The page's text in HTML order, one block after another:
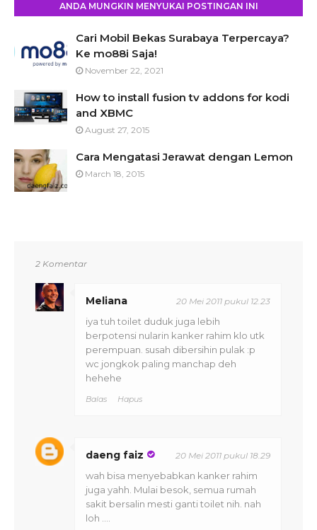
ANDA MUNGKIN MENYUKAI POSTINGAN INI
Cari Mobil Bekas Surabaya Terpercaya?
Ke mo88i Saja!
November 22, 2021
How to install fusion tv addons for kodi
and XBMC
August 27, 2015
Cara Mengatasi Jerawat dengan Lemon
March 18, 2015
2 Komentar
Meliana 20 Mei 2011 pukul 12.23
iya tuh toilet duduk juga lebih
berpotensi nularin kanker rahim klo utk
perempuan. susah dibersihin pulak :p
wc jongkok paling manchap deh
hehehe
Balas Hapus
daeng faiz 20 Mei 2011 pukul 18.29
wah bisa menyebabkan kanker rahim
juga yahh. Mulai besok, semua rumah
sakit bersalin mesti ganti toilet nih. nah
loh ....